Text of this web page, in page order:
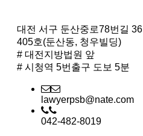
대전 서구 둔산중로78번길 36
405호(둔산동, 청우빌딩)
# 대전지방법원 앞
# 시청역 5번출구 도보 5분
lawyerpsb@nate.com
042-482-8019